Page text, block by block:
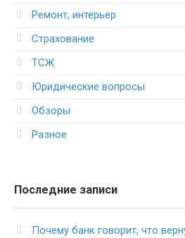
Ремонт, интерьер
Страхование
ТСЖ
Юридические вопросы
Обзоры
Разное
Последние записи
Почему банк говорит, что